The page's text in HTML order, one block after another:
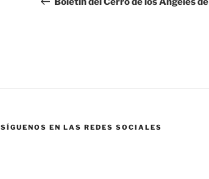
SÍGUENOS EN LAS REDES SOCIALES